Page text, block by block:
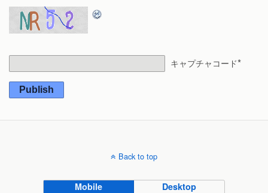
キャプチャコード*
Publish
Back to top
Mobile Desktop